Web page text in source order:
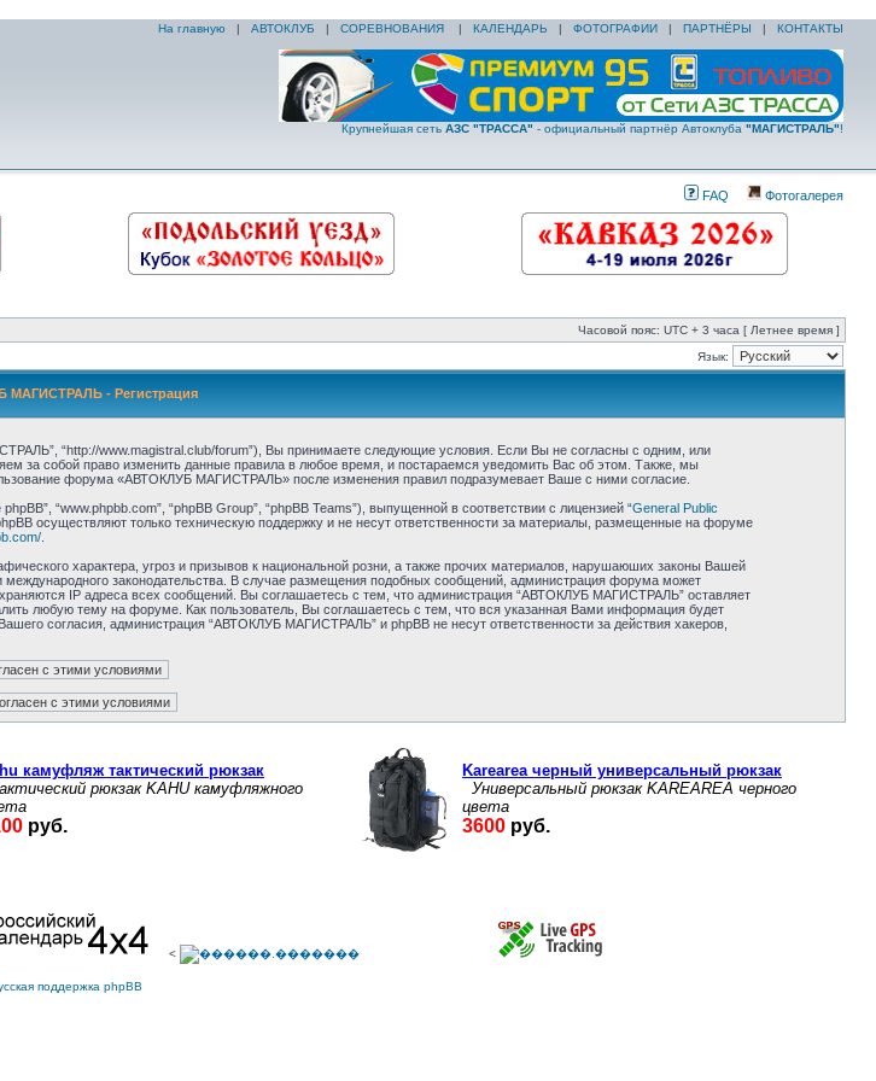
На главную | АВТОКЛУБ | СОРЕВНОВАНИЯ | КАЛЕНДАРЬ | ФОТОГРАФИИ | ПАРТНЁРЫ | КОНТАКТЫ
Крупнейшая сеть АЗС "ТРАССА" - официальный партнёр Автоклуба "МАГИСТРАЛЬ"!
FAQ Фотогалерея
Часовой пояс: UTC + 3 часа [ Летнее время ]
Язык:
МАГИСТРАЛЬ - Регистрация
“http://www.magistral.club/forum”), Вы принимаете следующие условия. Если Вы не согласны с одним, или
собой право изменить данные правила в любое время, и постараемся уведомить Вас об этом. Также, мы
форума «АВТОКЛУБ МАГИСТРАЛЬ» после изменения правил подразумевает Ваше с ними согласие.
“www.phpbb.com”, “phpBB Group”, “phpBB Teams”), выпущенной в соответствии с лицензией “General Public
осуществляют только техническую поддержку и не несут ответственности за материалы, размещенные на форуме
.
характера, угроз и призывов к национальной розни, а также прочих материалов, нарушаюших законы Вашей
законодательства. В случае размещения подобных сообщений, администрация форума может
IP адреса всех сообщений. Вы соглашаетесь с тем, что администрация “АВТОКЛУБ МАГИСТРАЛЬ” оставляет
любую тему на форуме. Как пользователь, Вы соглашаетесь с тем, что вся указанная Вами информация будет
согласия, администрация “АВТОКЛУБ МАГИСТРАЛЬ” и phpBB не несут ответственности за действия хакеров,
<
поддержка phpBB